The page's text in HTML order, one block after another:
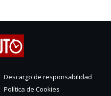
Descargo de responsabilidad
Política de Cookies